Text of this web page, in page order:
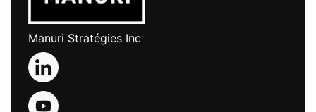
Manuri Stratégies Inc